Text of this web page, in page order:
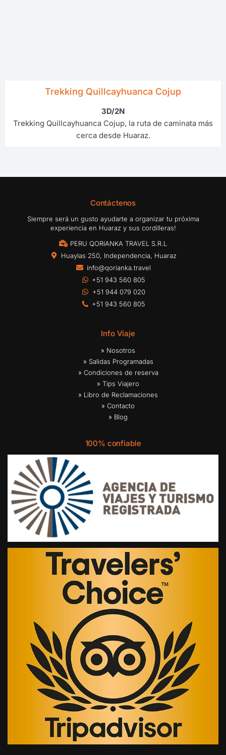
Trekking Quillcayhuanca Cojup
3D/2N
Trekking Quillcayhuanca Cojup, la ruta de caminata más
cerca desde Huaraz.
Contáctenos
Siempre será un gusto ayudarte a organizar tu próxima
experiencia en Huaraz y sus cordilleras!
PERU QORIANKA TRAVEL S.R.L
Huaylas 250, Independencia, Huaraz
info@qorianka.travel
+51 943 560 805
+51 944 079 020
+51 943 560 805
Info Viaje
» Nosotros
» Salidas Programadas
» Condiciones de reserva
» Tips Viajero
» Libro de Reclamaciones
» Contacto
» Blog
100% confiable